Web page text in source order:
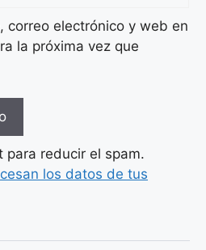
correo electrónico y web en
la próxima vez que
para reducir el spam.
los datos de tus